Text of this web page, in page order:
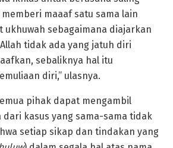
maaaf satu sama lain
ukhuwah sebagaimana diajarkan
tidak ada yang jatuh diri
sebaliknya hal itu
diri,” ulasnya.
pihak dapat mengambil
kasus yang sama-sama tidak
setiap sikap dan tindakan yang